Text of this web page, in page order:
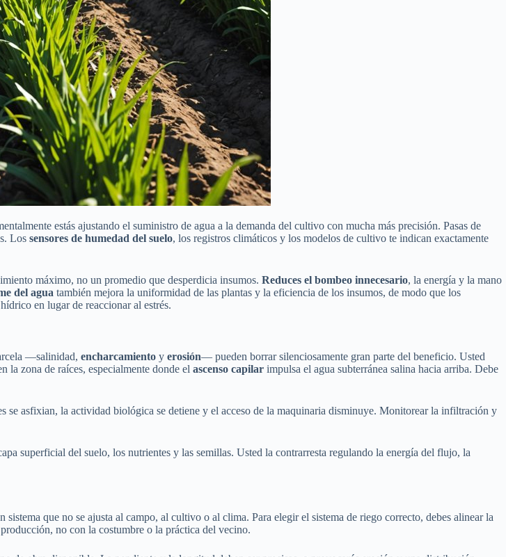
estás ajustando el suministro de agua a la demanda del cultivo con mucha más precisión. Pasas de
Los sensores de humedad del suelo, los registros climáticos y los modelos de cultivo te indican exactamente
máximo, no un promedio que desperdicia insumos. Reduces el bombeo innecesario, la energía y la mano
del agua también mejora la uniformidad de las plantas y la eficiencia de los insumos, de modo que los
en lugar de reaccionar al estrés.
—salinidad, encharcamiento y erosión— pueden borrar silenciosamente gran parte del beneficio. Usted
la zona de raíces, especialmente donde el ascenso capilar impulsa el agua subterránea salina hacia arriba. Debe
se asfixian, la actividad biológica se detiene y el acceso de la maquinaria disminuye. Monitorear la infiltración y
superficial del suelo, los nutrientes y las semillas. Usted la contrarresta regulando la energía del flujo, la
que no se ajusta al campo, al cultivo o al clima. Para elegir el sistema de riego correcto, debes alinear la
no con la costumbre o la práctica del vecino.